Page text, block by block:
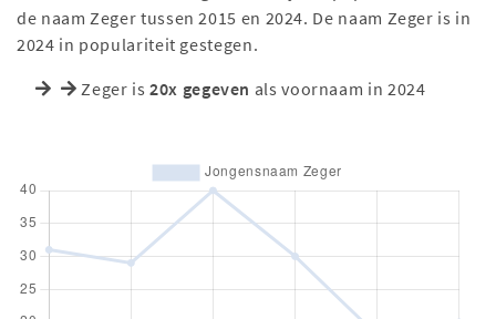
de naam Zeger tussen 2015 en 2024. De naam Zeger is in
2024 in populariteit gestegen.
Zeger is20x gegeven als voornaam in 2024